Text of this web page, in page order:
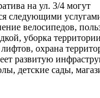
на ул. 3/4 могут
следующими
велосипедов,
уборка
охрана
развитую
детские сады,